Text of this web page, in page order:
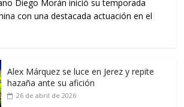
Diego Morán inició su temporada
con una destacada actuación en el
Alex Márquez se luce en Jerez y repite
hazaña ante su afición
26 de abril de 2026